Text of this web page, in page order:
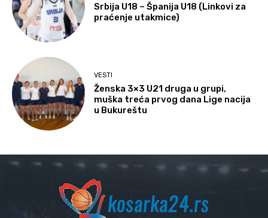
Srbija U18 – Španija U18 (Linkovi za
praćenje utakmice)
VESTI
Ženska 3×3 U21 druga u grupi,
muška treća prvog dana Lige nacija
u Bukureštu